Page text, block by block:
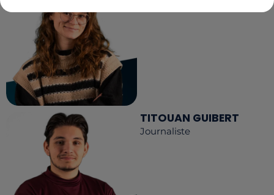
TITOUAN GUIBERT
Journaliste